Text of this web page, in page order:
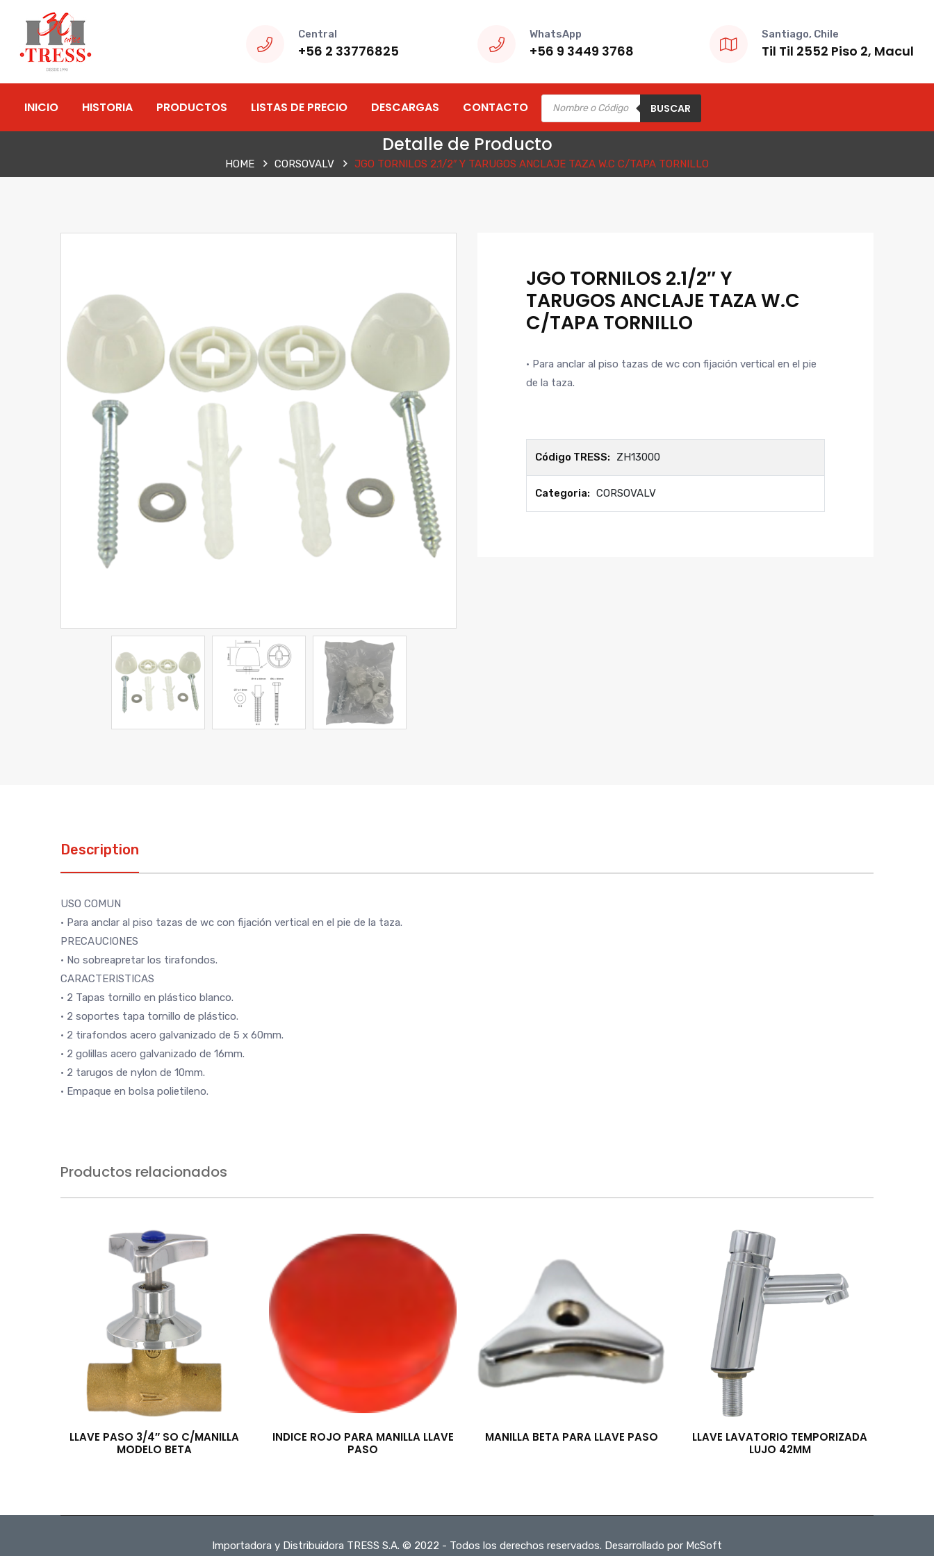
Central
+56 2 33776825
WhatsApp
+56 9 3449 3768
Santiago, Chile
Til Til 2552 Piso 2, Macul
INICIO HISTORIA PRODUCTOS LISTAS DE PRECIO DESCARGAS CONTACTO
Products
search
BUSCAR
Detalle de Producto
HOME CORSOVALV JGO TORNILOS 2.1/2″ Y TARUGOS ANCLAJE TAZA W.C C/TAPA TORNILLO
JGO TORNILOS 2.1/2″ Y
TARUGOS ANCLAJE TAZA W.C
C/TAPA TORNILLO
• Para anclar al piso tazas de wc con fijación vertical en el pie
de la taza.
Código TRESS: ZH13000
Categoria: CORSOVALV
Description
USO COMUN
• Para anclar al piso tazas de wc con fijación vertical en el pie de la taza.
PRECAUCIONES
• No sobreapretar los tirafondos.
CARACTERISTICAS
• 2 Tapas tornillo en plástico blanco.
• 2 soportes tapa tornillo de plástico.
• 2 tirafondos acero galvanizado de 5 x 60mm.
• 2 golillas acero galvanizado de 16mm.
• 2 tarugos de nylon de 10mm.
• Empaque en bolsa polietileno.
Productos relacionados
LLAVE PASO 3/4″ SO C/MANILLA
MODELO BETA
INDICE ROJO PARA MANILLA LLAVE
PASO
MANILLA BETA PARA LLAVE PASO
LLAVE LAVATORIO TEMPORIZADA
LUJO 42MM
Importadora y Distribuidora TRESS S.A. © 2022 - Todos los derechos reservados. Desarrollado por McSoft